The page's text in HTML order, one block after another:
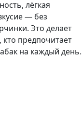
лёгкая
— без
Это делает
предпочитает
на каждый день.